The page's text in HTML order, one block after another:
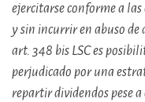
ejercitarse conforme a las
y sin incurrir en abuso de
art. 348 bis LSC es
perjudicado por una
repartir dividendos pese